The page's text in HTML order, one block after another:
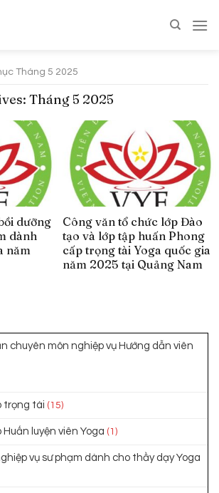
Tháng 5 2025
Tháng 5 2025
dưỡng
dành
năm
Công văn tổ chức lớp Đào
tạo và lớp tập huấn Phong
cấp trọng tài Yoga quốc gia
năm 2025 tại Quảng Nam
chuyên môn nghiệp vụ Hướng dẫn viên
trọng tài (15)
luyện viên Yoga (1)
vụ sư phạm dành cho thầy dạy Yoga